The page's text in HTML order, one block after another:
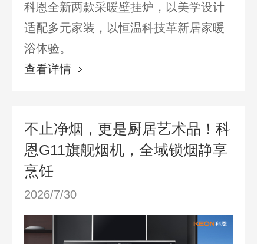
科恩全新两款采暖壁挂炉，以美学设计
适配多元家装，以恒温科技革新居家暖
浴体验。
查看详情
不止净烟，更是厨居艺术品！科
恩G11旗舰烟机，全域锁烟静享
烹饪
2026/7/30